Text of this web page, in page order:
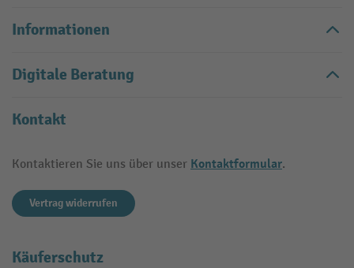
Informationen
Digitale Beratung
Kontakt
Kontaktieren Sie uns über unser Kontaktformular.
Vertrag widerrufen
Käuferschutz